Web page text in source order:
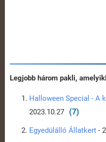
Legjobb három pakli,
Halloween Special - A
2023.10.27
(7)
Egyedülálló Állatkert -